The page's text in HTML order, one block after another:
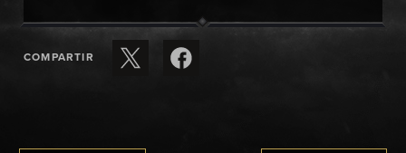
COMPARTIR